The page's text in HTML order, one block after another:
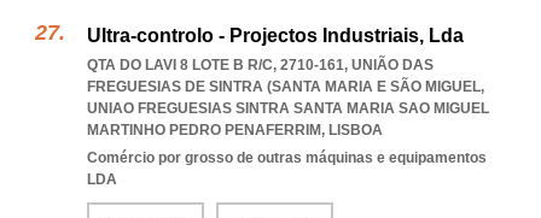
Ultra-controlo - Projectos Industriais, Lda
QTA DO LAVI 8 LOTE B R/C, 2710-161, UNIÃO DAS
FREGUESIAS DE SINTRA (SANTA MARIA E SÃO MIGUEL,
UNIAO FREGUESIAS SINTRA SANTA MARIA SAO MIGUEL
MARTINHO PEDRO PENAFERRIM, LISBOA
Comércio por grosso de outras máquinas e equipamentos
LDA